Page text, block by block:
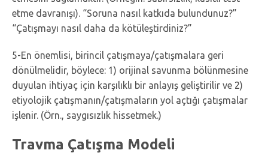
etme davranışı). “Soruna nasıl katkıda bulundunuz?”
“Çatışmayı nasıl daha da kötüleştirdiniz?”
5-En önemlisi, birincil çatışmaya/çatışmalara geri
dönülmelidir, böylece: 1) orijinal savunma bölünmesine
duyulan ihtiyaç için karşılıklı bir anlayış geliştirilir ve 2)
etiyolojik çatışmanın/çatışmaların yol açtığı çatışmalar
işlenir. (Örn., saygısızlık hissetmek.)
Travma Çatışma Modeli